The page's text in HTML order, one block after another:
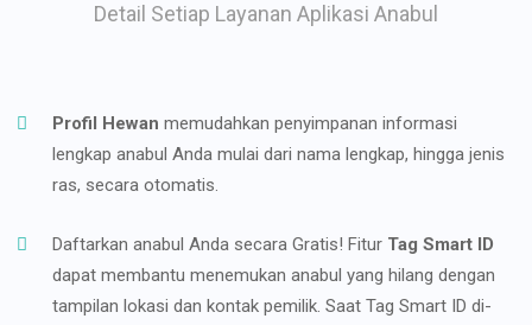
Detail Setiap Layanan Aplikasi Anabul
Profil Hewan memudahkan penyimpanan informasi
lengkap anabul Anda mulai dari nama lengkap, hingga jenis
ras, secara otomatis.
Daftarkan anabul Anda secara Gratis! Fitur Tag Smart ID
dapat membantu menemukan anabul yang hilang dengan
tampilan lokasi dan kontak pemilik. Saat Tag Smart ID di-